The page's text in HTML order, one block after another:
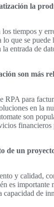
la
tiempos y
lo que se puede
entrada de
son más
RPA para
en la
son
financieros
de un
y calidad,
es importante
de